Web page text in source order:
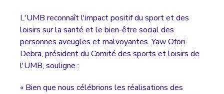
L'UMB reconnaît l'impact positif du sport et des
loisirs sur la santé et le bien-être social des
personnes aveugles et malvoyantes. Yaw Ofori-
Debra, président du Comité des sports et loisirs de
l'UMB, souligne :
« Bien que nous célébrions les réalisations des